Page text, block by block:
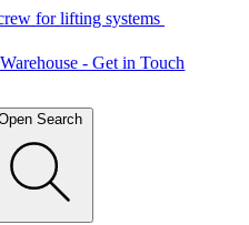
for lifting systems
- Get in Touch
Search